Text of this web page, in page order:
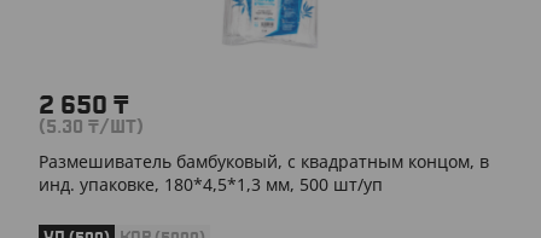
2 650 ₸
(5.30 ₸/ШТ)
Размешиватель бамбуковый, с квадратным концом, в
инд. упаковке, 180*4,5*1,3 мм, 500 шт/уп